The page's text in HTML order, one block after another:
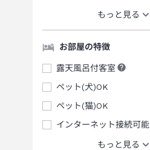
もっと見る
お部屋の特徴
露天風呂付客室
ペット(犬)OK
ペット(猫)OK
インターネット接続可能
もっと見る